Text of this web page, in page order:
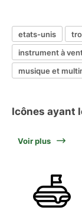
etats-unis
instrument à
musique et
Icônes ayant
Voir plus